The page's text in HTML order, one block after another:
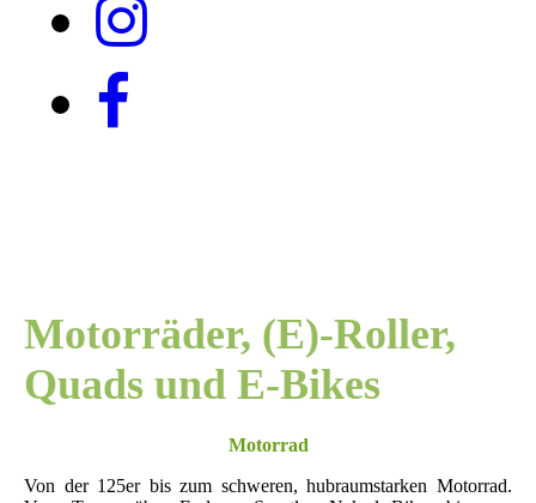
Motorräder, (E)-Roller,
Quads und E-Bikes
Motorrad
Von der 125er bis zum schweren, hubraumstarken Motorrad.